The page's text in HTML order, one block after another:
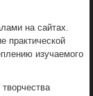
на сайтах.
практической
изучаемого